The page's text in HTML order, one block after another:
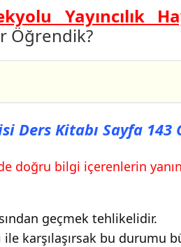
Yayıncılık
Öğrendik?
Ders Kitabı Sayfa 143
Ders Kitabı Sayfa 144 Cevapları
Ders Kitabı Sayfa 145 Cevapları
Ders Kitabı Sayfa 146 Cevapları
Ders Kitabı Sayfa 143
doğru bilgi içerenlerin
geçmek tehlikelidir.
ile karşılaşırsak bu durumu